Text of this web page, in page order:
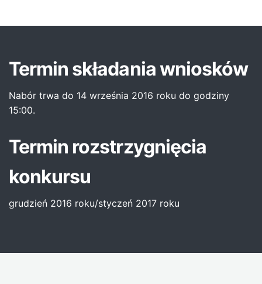
Termin składania wniosków
Nabór trwa do 14 września 2016 roku do godziny
15:00.
Termin rozstrzygnięcia
konkursu
grudzień 2016 roku/styczeń 2017 roku